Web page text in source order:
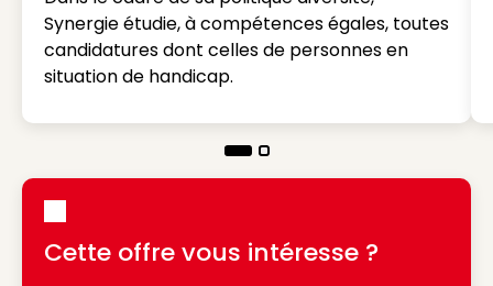
Synergie étudie, à compétences égales, toutes
candidatures dont celles de personnes en
situation de handicap.
Cette offre vous intéresse ?